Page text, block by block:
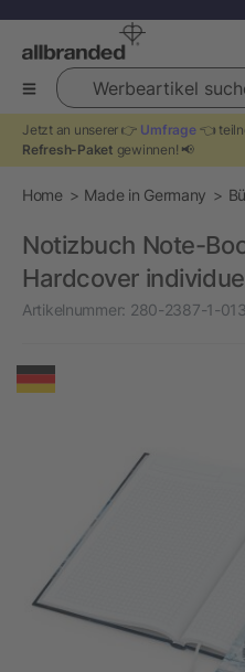
Werbeartikel suchen...
Jetzt an unserer 👉 Umfrage👈
Refresh-Paket gewinnen! 📢
Home Made in Germany
Notizbuch Note-
Hardcover
Artikelnummer: 280-2387-1-013